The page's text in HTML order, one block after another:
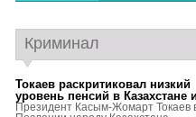
Криминал
Токаев раскритиковал низкий
уровень пенсий в Казахстане
Президент Касым-Жомарт Токаев